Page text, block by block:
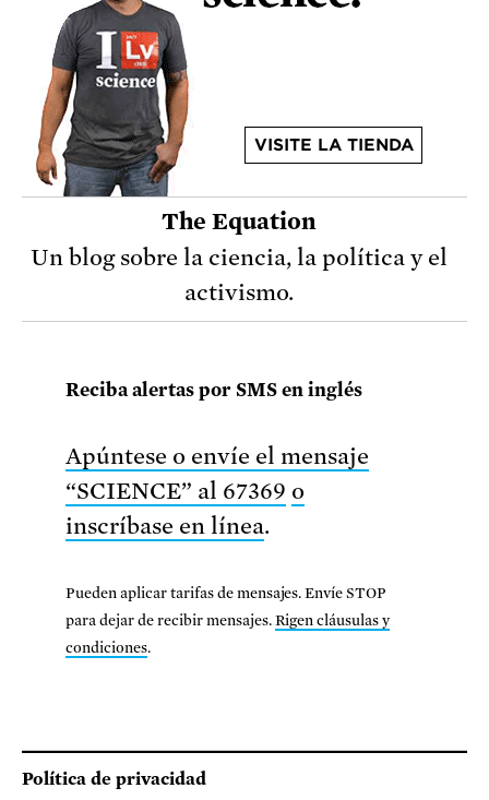
VISITE LA TIENDA
The Equation
Un blog sobre la ciencia, la política y el
activismo.
Reciba alertas por SMS en inglés
Apúntese o envíe el mensaje
“SCIENCE” al 67369 o
inscríbase en línea.
Pueden aplicar tarifas de mensajes. Envíe STOP
para dejar de recibir mensajes. Rigen cláusulas y
condiciones.
Footer
Política de privacidad